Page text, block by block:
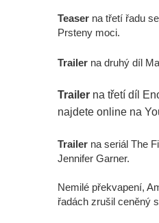
Teaser na třetí řadu
Prsteny moci.
Trailer na druhý díl
Trailer na třetí díl
najdete online na
Trailer na seriál The
Jennifer Garner.
Nemilé překvapení,
řadách zrušil ceněný